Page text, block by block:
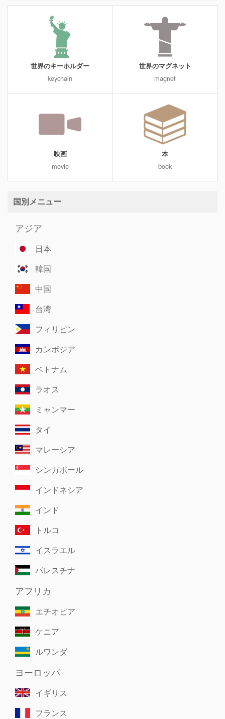
世界のキーホルダー
keychain
世界のマグネット
magnet
映画
movie
本
book
国別メニュー
アジア
日本
韓国
中国
台湾
フィリピン
カンボジア
ベトナム
ラオス
ミャンマー
タイ
マレーシア
シンガポール
インドネシア
インド
トルコ
イスラエル
パレスチナ
アフリカ
エチオピア
ケニア
ルワンダ
ヨーロッパ
イギリス
フランス